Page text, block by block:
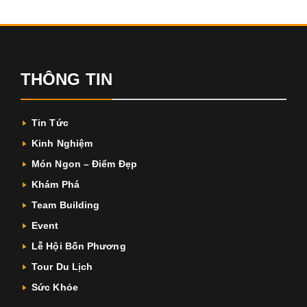
THÔNG TIN
Tin Tức
Kinh Nghiệm
Món Ngon – Điểm Đẹp
Khám Phá
Team Building
Event
Lễ Hội Bốn Phương
Tour Du Lịch
Sức Khỏe